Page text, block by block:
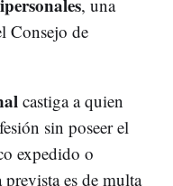
, una
Consejo de
castiga a quien
sin poseer el
expedido o
es de multa